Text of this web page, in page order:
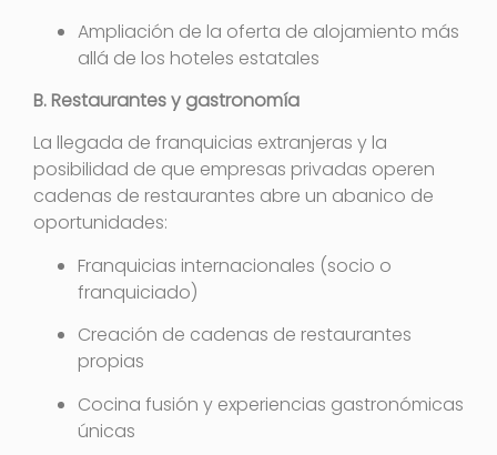
Ampliación de la oferta de alojamiento más
allá de los hoteles estatales
B. Restaurantes y gastronomía
La llegada de franquicias extranjeras y la
posibilidad de que empresas privadas operen
cadenas de restaurantes abre un abanico de
oportunidades:
Franquicias internacionales (socio o
franquiciado)
Creación de cadenas de restaurantes
propias
Cocina fusión y experiencias gastronómicas
únicas